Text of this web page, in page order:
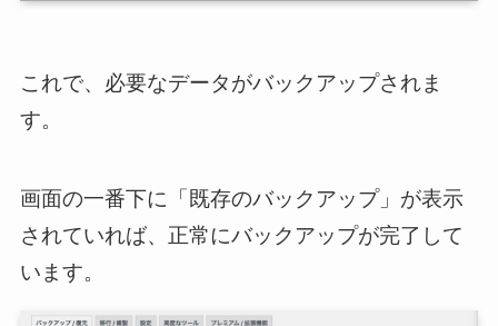
これで、必要なデータがバックアップされま
す。
画面の一番下に「既存のバックアップ」が表示
されていれば、正常にバックアップが完了して
います。